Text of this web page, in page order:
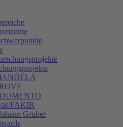
FAKIR
Gruber